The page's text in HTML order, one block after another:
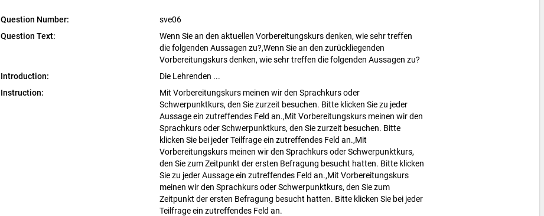
Question Number:
sve06
Question Text:
Wenn Sie an den aktuellen Vorbereitungskurs denken, wie sehr treffen
die folgenden Aussagen zu?,Wenn Sie an den zurückliegenden
Vorbereitungskurs denken, wie sehr treffen die folgenden Aussagen zu?
Introduction:
Die Lehrenden ...
Instruction:
Mit Vorbereitungskurs meinen wir den Sprachkurs oder
Schwerpunktkurs, den Sie zurzeit besuchen. Bitte klicken Sie zu jeder
Aussage ein zutreffendes Feld an.,Mit Vorbereitungskurs meinen wir den
Sprachkurs oder Schwerpunktkurs, den Sie zurzeit besuchen. Bitte
klicken Sie bei jeder Teilfrage ein zutreffendes Feld an.,Mit
Vorbereitungskurs meinen wir den Sprachkurs oder Schwerpunktkurs,
den Sie zum Zeitpunkt der ersten Befragung besucht hatten. Bitte klicken
Sie zu jeder Aussage ein zutreffendes Feld an.,Mit Vorbereitungskurs
meinen wir den Sprachkurs oder Schwerpunktkurs, den Sie zum
Zeitpunkt der ersten Befragung besucht hatten. Bitte klicken Sie bei jeder
Teilfrage ein zutreffendes Feld an.